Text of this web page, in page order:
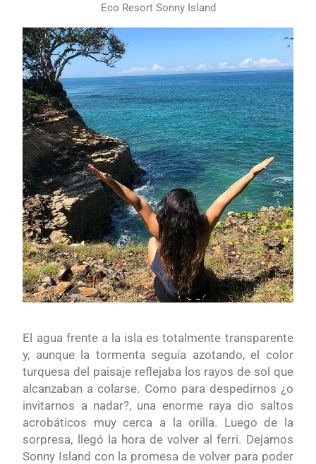
Eco Resort Sonny Island
El agua frente a la isla es totalmente transparente
y, aunque la tormenta seguía azotando, el color
turquesa del paisaje reflejaba los rayos de sol que
alcanzaban a colarse. Como para despedirnos ¿o
invitarnos a nadar?, una enorme raya dio saltos
acrobáticos muy cerca a la orilla. Luego de la
sorpresa, llegó la hora de volver al ferri. Dejamos
Sonny Island con la promesa de volver para poder